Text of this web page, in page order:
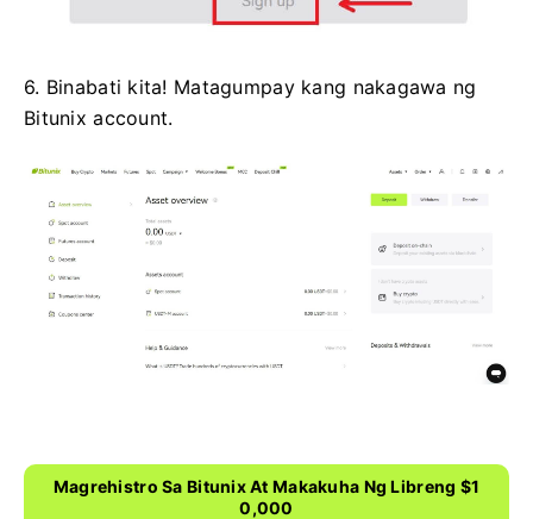
6. Binabati kita! Matagumpay kang nakagawa ng
Bitunix account.
Magrehistro Sa Bitunix At Makakuha Ng Libreng $1
0,000